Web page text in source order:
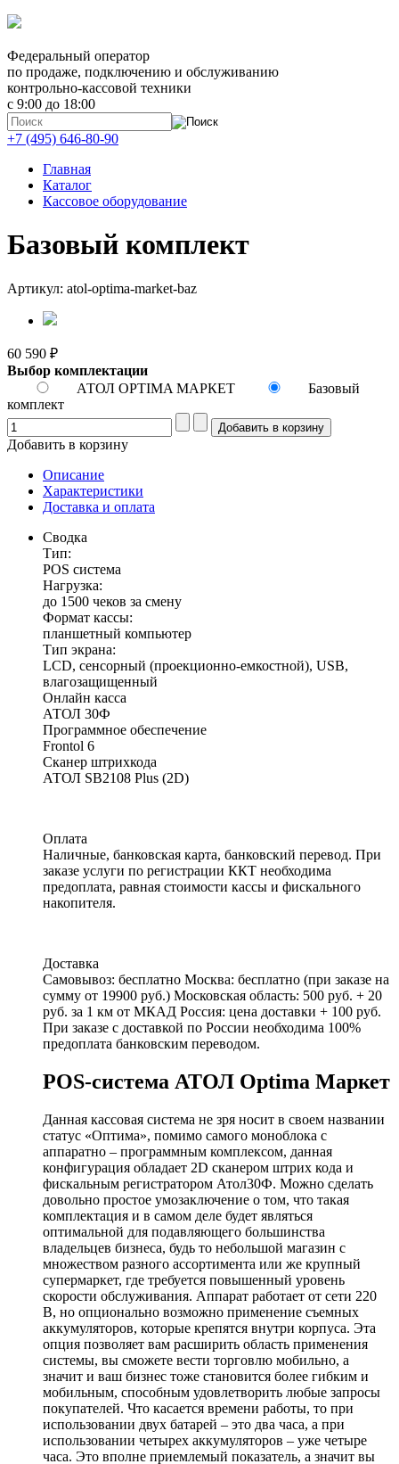
Федеральный оператор
по продаже, подключению и обслуживанию
контрольно-кассовой техники
с 9:00 до 18:00
+7 (495) 646-80-90
Главная
Каталог
Кассовое оборудование
Базовый комплект
Артикул: atol-optima-market-baz
60 590 ₽
Выбор комплектации
АТОЛ OPTIMA МАРКЕТ
Базовый
комплект
Добавить в корзину
Описание
Характеристики
Доставка и оплата
Сводка
Тип:
POS система
Нагрузка:
до 1500 чеков за смену
Формат кассы:
планшетный компьютер
Тип экрана:
LCD, сенсорный (проекционно-емкостной), USB,
влагозащищенный
Онлайн касса
АТОЛ 30Ф
Программное обеспечение
Frontol 6
Сканер штрихкода
АТОЛ SB2108 Plus (2D)
Оплата
Наличные, банковская карта, банковский перевод. При
заказе услуги по регистрации ККТ необходима
предоплата, равная стоимости кассы и фискального
накопителя.
Доставка
Самовывоз: бесплатно Москва: бесплатно (при заказе на
сумму от 19900 руб.) Московская область: 500 руб. + 20
руб. за 1 км от МКАД Россия: цена доставки + 100 руб.
При заказе с доставкой по России необходима 100%
предоплата банковским переводом.
POS-система АТОЛ Optima Маркет
Данная кассовая система не зря носит в своем названии
статус «Оптима», помимо самого моноблока с
аппаратно – программным комплексом, данная
конфигурация обладает 2D сканером штрих кода и
фискальным регистратором Атол30Ф. Можно сделать
довольно простое умозаключение о том, что такая
комплектация и в самом деле будет являться
оптимальной для подавляющего большинства
владельцев бизнеса, будь то небольшой магазин с
множеством разного ассортимента или же крупный
супермаркет, где требуется повышенный уровень
скорости обслуживания. Аппарат работает от сети 220
В, но опционально возможно применение съемных
аккумуляторов, которые крепятся внутри корпуса. Эта
опция позволяет вам расширить область применения
системы, вы сможете вести торговлю мобильно, а
значит и ваш бизнес тоже становится более гибким и
мобильным, способным удовлетворить любые запросы
покупателей. Что касается времени работы, то при
использовании двух батарей – это два часа, а при
использовании четырех аккумуляторов – уже четыре
часа. Это вполне приемлемый показатель, а значит вы